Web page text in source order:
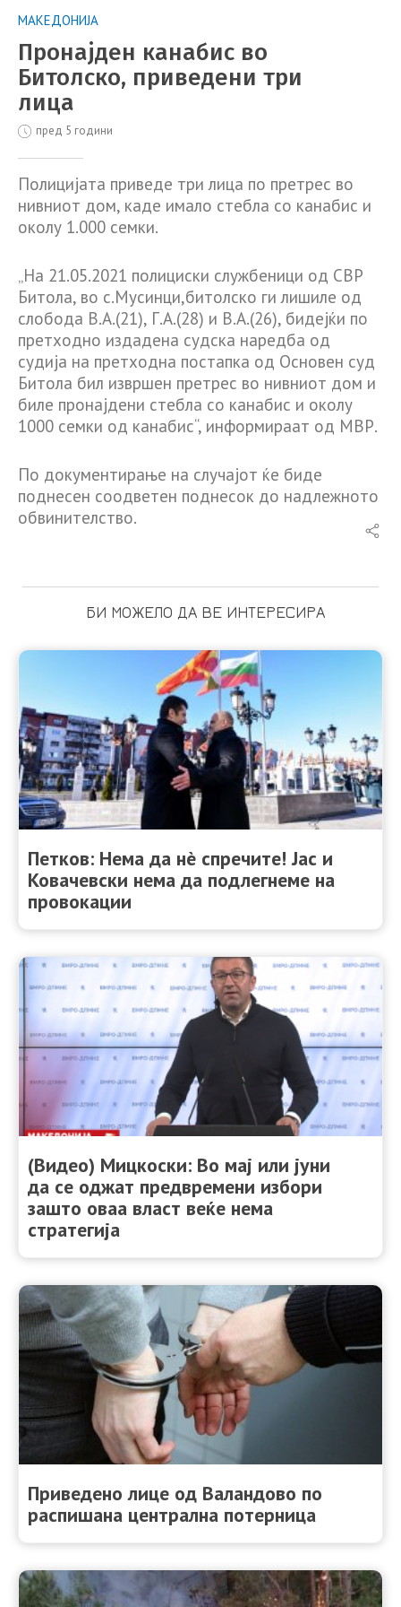
МАКЕДОНИЈА
Пронајден канабис во
Битолско, приведени три
лица
пред 5 години
Полицијата приведе три лица по претрес во
нивниот дом, каде имало стебла со канабис и
околу 1.000 семки.
„На 21.05.2021 полициски службеници од СВР
Битола, во с.Мусинци,битолско ги лишиле од
слобода В.А.(21), Г.А.(28) и В.А.(26), бидејќи по
претходно издадена судска наредба од
судија на претходна постапка од Основен суд
Битола бил извршен претрес во нивниот дом и
биле пронајдени стебла со канабис и околу
1000 семки од канабис“, информираат од МВР.
По документирање на случајот ќе биде
поднесен соодветен поднесок до надлежното
обвинителство.
БИ МОЖЕЛО ДА ВЕ ИНТЕРЕСИРА
Петков: Нема да нè спречите! Јас и
Ковачевски нема да подлегнеме на
провокации
(Видео) Мицкоски: Во мај или јуни
да се оджат предвремени избори
зашто оваа власт веќе нема
стратегија
Приведено лице од Валандово по
распишана централна потерница